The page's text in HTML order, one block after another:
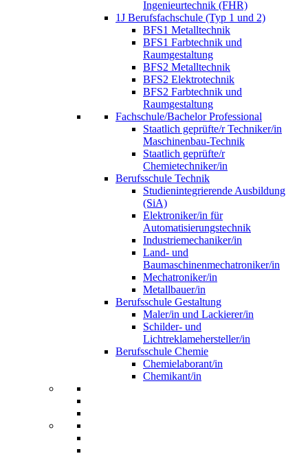
Ingenieurtechnik (FHR)
1J Berufsfachschule (Typ 1 und 2)
BFS1 Metalltechnik
BFS1 Farbtechnik und
Raumgestaltung
BFS2 Metalltechnik
BFS2 Elektrotechnik
BFS2 Farbtechnik und
Raumgestaltung
Fachschule/Bachelor Professional
Staatlich geprüfte/r Techniker/in
Maschinenbau-Technik
Staatlich geprüfte/r
Chemietechniker/in
Berufsschule Technik
Studienintegrierende Ausbildung
(SiA)
Elektroniker/in für
Automatisierungstechnik
Industriemechaniker/in
Land- und
Baumaschinenmechatroniker/in
Mechatroniker/in
Metallbauer/in
Berufsschule Gestaltung
Maler/in und Lackierer/in
Schilder- und
Lichtreklamehersteller/in
Berufsschule Chemie
Chemielaborant/in
Chemikant/in